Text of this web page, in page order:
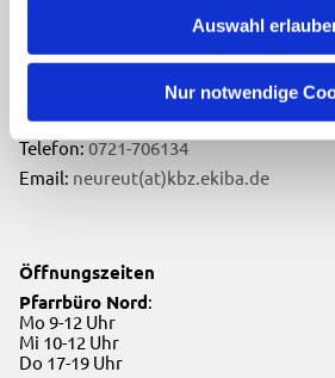
Auswahl
Nur notwendige
Evangelische Kirchengemeinde
Neureuter Hauptstraße 260
76149 Karlsruhe
Telefon:0721-706134
Email: neureut(at)kbz.ekiba.de
Öffnungszeiten
Pfarrbüro Nord:
Mo 9-12 Uhr
Mi 10-12 Uhr
Do 17-19 Uhr